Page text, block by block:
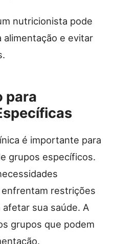
nutricionista pode
alimentação e evitar
para
é importante para
grupos específicos.
restrições
sua saúde. A
grupos que podem